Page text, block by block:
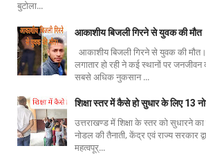
बुटोला...
आकाशीय बिजली गिरने से युवक की मौत
आकाशीय बिजली गिरने से युवक की
लगातार हो रही ने कई स्थानों पर
सबसे अधिक नुकसान ...
शिक्षा स्तर में कैसे हो सुधार के लिए 13
उत्तराखण्ड में शिक्षा के स्तर को सुधारने
नोडल की तैनाती, केंद्र एवं राज्य सरकार
महत्वपूर्...